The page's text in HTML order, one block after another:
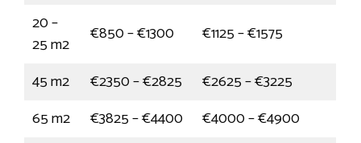
20 –
25 m2
€850 – €1300
€1125 – €1575
45 m2
€2350 – €2825
€2625 – €3225
65 m2
€3825 – €4400
€4000 – €4900